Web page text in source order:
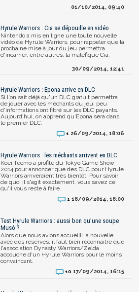
01/10/2014, 09:40
Hyrule Warriors : Cia se dépouille en vidéo
Nintendo a mis en ligne une toute nouvelle
vidéo de Hyrule Warriors, pour rappeler que la
prochaine mise à jour du jeu permettra
d'incarner, entre autres, la maléfique Cia.
30/09/2014, 12:41
Hyrule Warriors : Epona arrive en DLC
Si l'on sait déjà qu'un DLC gratuit permettra
de jouer avec les méchants du jeu, peu
d'informations ont filtré sur les DLC payants.
Aujourd'hui, on apprend qu'Epona sera dans
le premier DLC.
1 26/09/2014, 18:06
Hyrule Warriors : les méchants arrivent en DLC
Koei Tecmo a profité du Tokyo Game Show
2014 pour annoncer que des DLC pour Hyrule
Warriors arriveraient très bientôt. Pour savoir
de quoi il s'agit exactement, vous savez ce
qu'il vous reste à faire.
1 18/09/2014, 18:00
Test Hyrule Warriors : aussi bon qu'une soupe
Musô ?
Alors que nous avions accueilli la nouvelle
avec des réserves, il faut bien reconnaître que
l'association Dynasty Warriors/Zelda
accouche d'un Hyrule Warriors pour le moins
convaincant.
10 17/09/2014, 16:15